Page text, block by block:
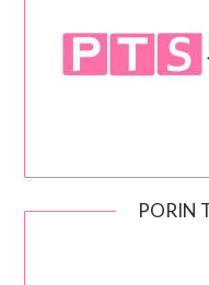
PORIN